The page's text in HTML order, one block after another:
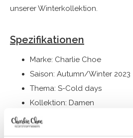
unserer Winterkollektion.
Spezifikationen
Marke: Charlie Choe
Saison: Autumn/Winter 2023
Thema: S-Cold days
Kollektion: Damen
Typ: